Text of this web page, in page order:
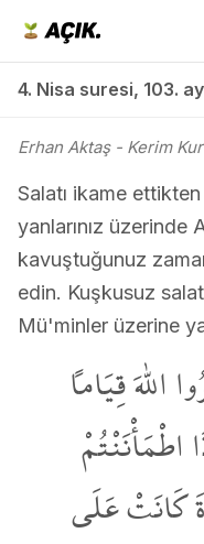
4. Nisa suresi, 103.
Erhan Aktaş- Kerim
Salatı ikame
yanlarınız üzerinde
kavuştuğunuz
edin. Kuşkusuz
Mü'minler üzerine
اللّٰهَ قِيَاماً
اطْمَأْنَنْتُمْ
كَانَتْ عَلَى